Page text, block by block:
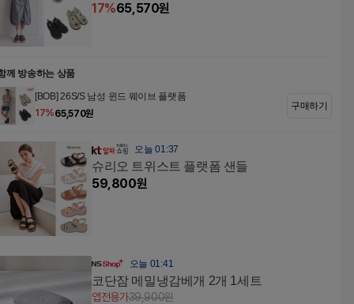
17%65,570원
께 방송하는 상품
[BOB] 26S/S 남성 윈드 웨이브 플랫폼
17%65,570원
구매하기
오늘 01:37
슈리오 트위스트 플랫폼 샌들
59,800원
오늘 01:41
코단잠 메밀냉감베개 2개 1세트
앱전용가39,900원